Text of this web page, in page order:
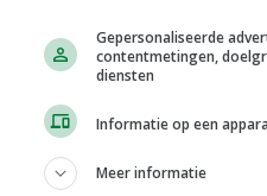
Gepersonaliseerde
contentmetingen,
diensten
Informatie op een
Meer informatie